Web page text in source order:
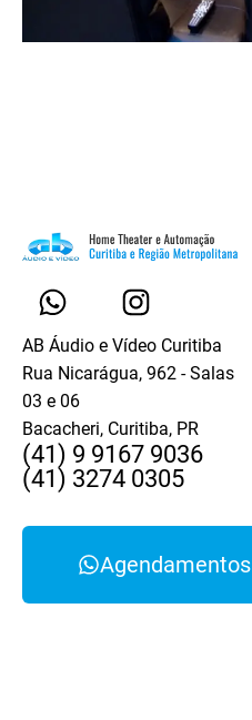
AB Áudio e Vídeo Curitiba
Rua Nicarágua, 962 - Salas
03 e 06
Bacacheri, Curitiba, PR
(41) 9 9167 9036
(41) 3274 0305
Agendamentos